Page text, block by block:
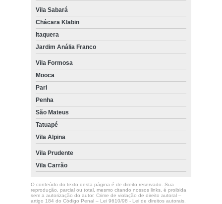
Vila Sabará
Chácara Klabin
Itaquera
Jardim Anália Franco
Vila Formosa
Mooca
Pari
Penha
São Mateus
Tatuapé
Vila Alpina
Vila Prudente
Vila Carrão
O conteúdo do texto desta página é de direito reservado. Sua
reprodução, parcial ou total, mesmo citando nossos links, é proibida
sem a autorização do autor. Crime de violação de direito autoral –
artigo 184 do Código Penal – Lei 9610/98 - Lei de direitos autorais.